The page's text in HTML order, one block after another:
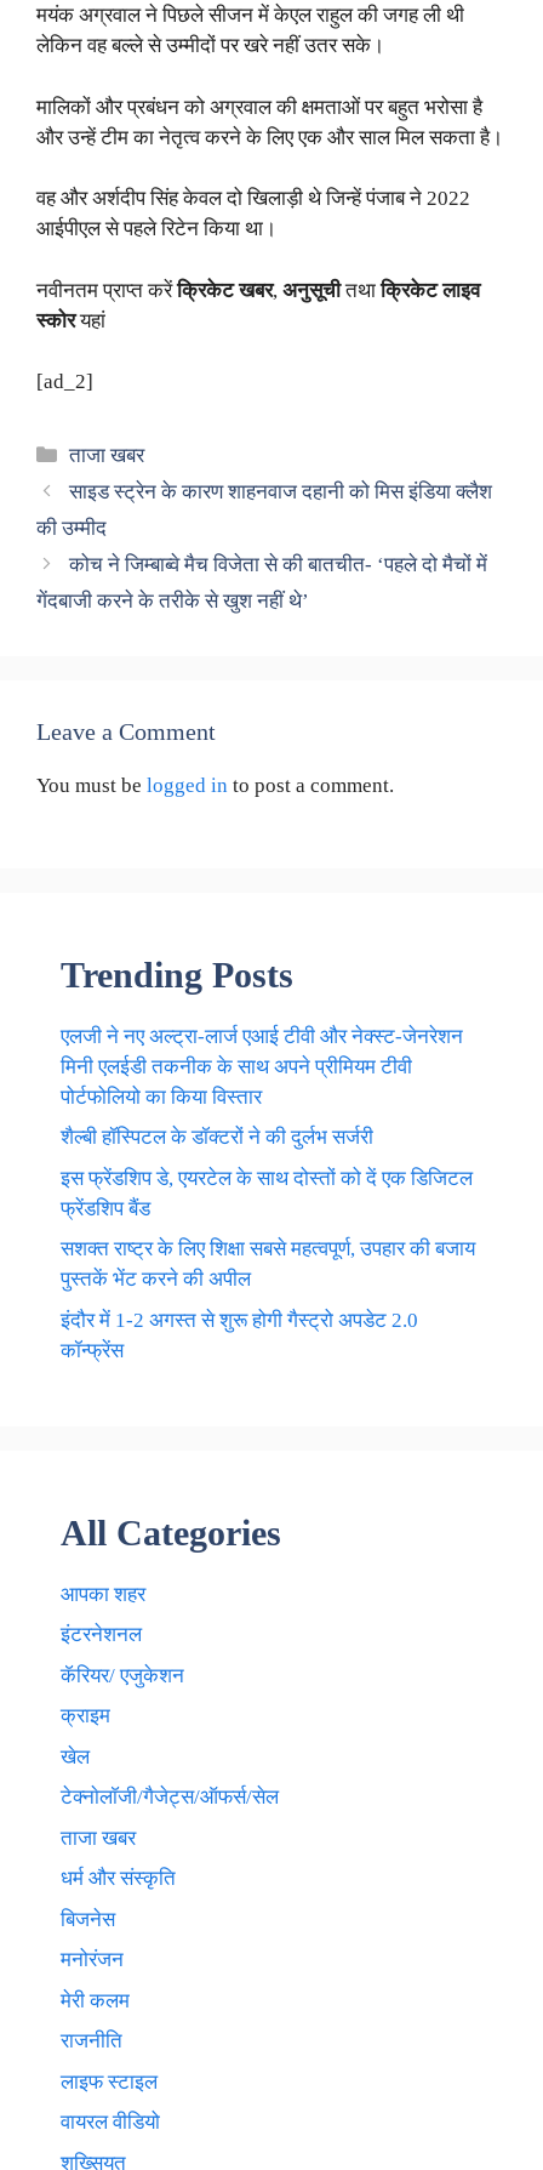
मयंक अग्रवाल ने पिछले सीजन में केएल राहुल की जगह ली थी
लेकिन वह बल्ले से उम्मीदों पर खरे नहीं उतर सके।
मालिकों और प्रबंधन को अग्रवाल की क्षमताओं पर बहुत भरोसा है
और उन्हें टीम का नेतृत्व करने के लिए एक और साल मिल सकता है।
वह और अर्शदीप सिंह केवल दो खिलाड़ी थे जिन्हें पंजाब ने 2022
आईपीएल से पहले रिटेन किया था।
नवीनतम प्राप्त करेंक्रिकेट खबर, अनुसूचीतथाक्रिकेट लाइव
स्कोरयहां
[ad_2]
Categories
ताजा खबर
साइड स्ट्रेन के कारण शाहनवाज दहानी को मिस इंडिया क्लैश
की उम्मीद
कोच ने जिम्बाब्वे मैच विजेता से की बातचीत- ‘पहले दो मैचों में
गेंदबाजी करने के तरीके से खुश नहीं थे’
Leave a Comment
You must be logged in to post a comment.
Trending Posts
एलजी ने नए अल्ट्रा-लार्ज एआई टीवी और नेक्स्ट-जेनरेशन
मिनी एलईडी तकनीक के साथ अपने प्रीमियम टीवी
पोर्टफोलियो का किया विस्तार
शैल्बी हॉस्पिटल के डॉक्टरों ने की दुर्लभ सर्जरी
इस फ्रेंडशिप डे, एयरटेल के साथ दोस्तों को दें एक डिजिटल
फ्रेंडशिप बैंड
सशक्त राष्ट्र के लिए शिक्षा सबसे महत्वपूर्ण, उपहार की बजाय
पुस्तकें भेंट करने की अपील
इंदौर में 1-2 अगस्त से शुरू होगी गैस्ट्रो अपडेट 2.0
कॉन्फ्रेंस
All Categories
आपका शहर
इंटरनेशनल
कॅरियर/ एजुकेशन
क्राइम
खेल
टेक्नाेलाॅजी/गैजेट्स/ऑफर्स/सेल
ताजा खबर
धर्म और संस्कृति
बिजनेस
मनोरंजन
मेरी कलम
राजनीति
लाइफ स्टाइल
वायरल वीडियो
शख्सियत